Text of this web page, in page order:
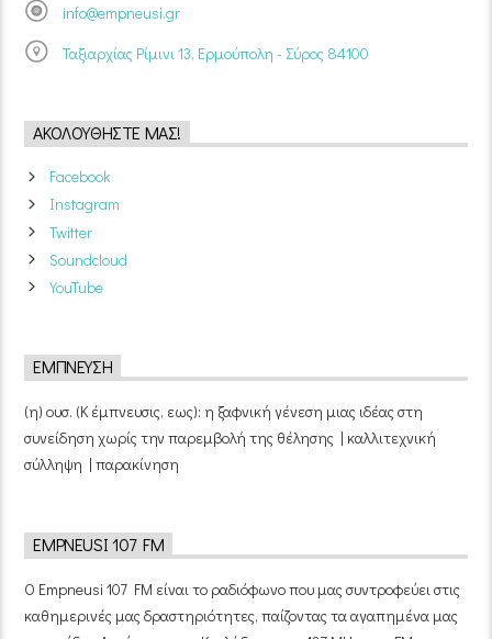
info@empneusi.gr
Ταξιαρχίας Ρίμινι 13, Ερμούπολη - Σύρος 84100
ΑΚΟΛΟΥΘΉΣΤΕ ΜΑΣ!
Facebook
Instagram
Twitter
Soundcloud
YouTube
ΈΜΠΝΕΥΣΗ
(η) ουσ. (Κ έμπνευσις, εως): η ξαφνική γένεση μιας ιδέας στη
συνείδηση χωρίς την παρεμβολή της θέλησης | καλλιτεχνική
σύλληψη | παρακίνηση
EMPNEUSI 107 FM
Ο Empneusi 107 FM είναι το ραδιόφωνο που μας συντροφεύει στις
καθημερινές μας δραστηριότητες, παίζοντας τα αγαπημένα μας